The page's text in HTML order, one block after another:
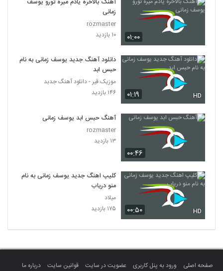
۰۱:۰۰
آهنگ بالاخره یادم میره تورو یوسف
زمانی
rozmaster
۱۰ بازدید
۰۱:۱۹ HD
دانلود آهنگ جدید یوسف زمانی به نام
حبس ابد
موزیک قیر - دانلود آهنگ جدبد
۱۴۶ بازدید
۰۰:۴۶
آهنگ حبس ابد یوسف زمانی
rozmaster
۱۳ بازدید
۰۰:۵۰ HD
کلیپ اهنگ جدید یوسف زمانی به نام
منو دریاب
میلاد
۱۷۵ بازدید
صفحه اصلی ورود به پنل کاربری عضویت در سایت قوانین سایت درباره ما